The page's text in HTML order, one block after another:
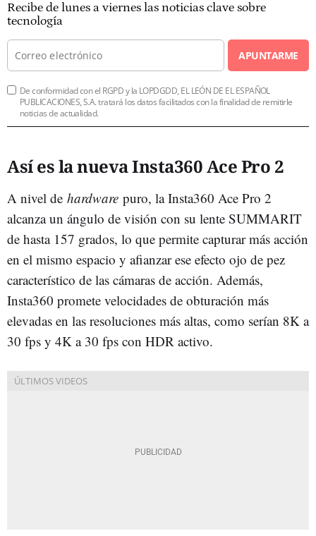
Recibe de lunes a viernes las noticias clave sobre
tecnología
APUNTARME
De conformidad con el RGPD y la LOPDGDD, EL LEÓN DE EL ESPAÑOL
PUBLICACIONES, S.A. tratará los datos facilitados con la finalidad de remitirle
noticias de actualidad.
Así es la nueva Insta360 Ace Pro 2
A nivel de hardware puro, la Insta360 Ace Pro 2
alcanza un ángulo de visión con su lente SUMMARIT
de hasta 157 grados, lo que permite capturar más acción
en el mismo espacio y afianzar ese efecto ojo de pez
característico de las cámaras de acción. Además,
Insta360 promete velocidades de obturación más
elevadas en las resoluciones más altas, como serían 8K a
30 fps y 4K a 30 fps con HDR activo.